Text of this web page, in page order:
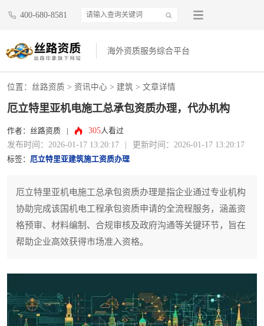
400-680-8581
海外资质服务综合平台
位置： 丝路资质 > 资讯中心 > 建筑 > 文章详情
厄立特里亚机电施工总承包资质办理，代办机构
作者：丝路资质 305人看过
发布时间：2026-01-17 13:20:17 更新时间：2026-01-17 13:20:17
标签： 厄立特里亚建筑施工资质办理
厄立特里亚机电施工总承包资质办理是指企业通过专业机构
协助完成该国机电工程承包资质申请的全流程服务，涵盖资
格预审、材料编制、合规审核及政府沟通等关键环节，旨在
帮助企业高效获得市场准入资格。